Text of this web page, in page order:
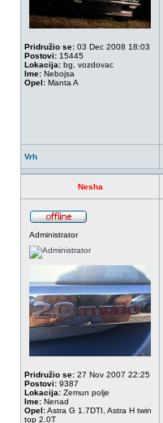
Pridružio se: 03 Dec 2008 18:03
Postovi: 15445
Lokacija: bg, vozdovac
Ime: Nebojsa
Opel: Manta A
Vrh
Nesha
Administrator
Pridružio se: 27 Nov 2007 22:25
Postovi: 9387
Lokacija: Zemun polje
Ime: Nenad
Opel:Astra G 1.7DTI, Astra H twin
top 2.0T